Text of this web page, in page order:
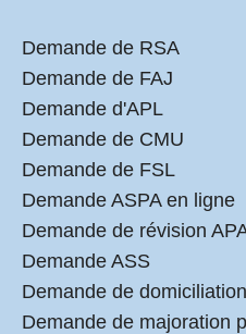
Demande de RSA
Demande de FAJ
Demande d'APL
Demande de CMU
Demande de FSL
Demande ASPA en ligne
Demande de révision
Demande ASS
Demande de domiciliation
Demande de majoration